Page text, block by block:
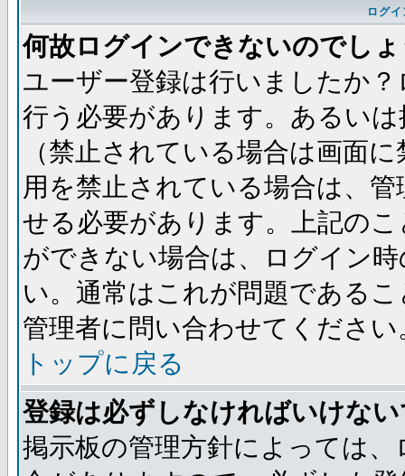
ログ
何故ログインできないのでし
ユーザー登録は行いましたか
行う必要があります。あるい
（禁止されている場合は画面
用を禁止されている場合は、
せる必要があります。上記の
ができない場合は、ログイン
い。通常はこれが問題である
管理者に問い合わせてください
トップに戻る
登録は必ずしなければいけな
掲示板の管理方針によっては